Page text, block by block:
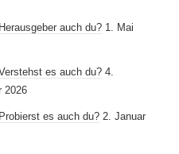
auch du? 1. Mai
es auch du? 4.
2026
es auch du? 2. Januar